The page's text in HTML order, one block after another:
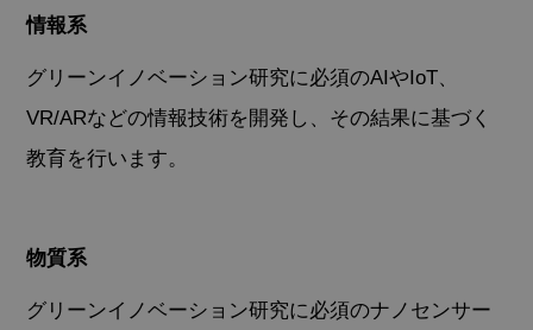
情報系
グリーンイノベーション研究に必須のAIやIoT、
VR/ARなどの情報技術を開発し、その結果に基づく
教育を行います。
物質系
グリーンイノベーション研究に必須のナノセンサー